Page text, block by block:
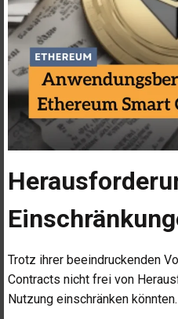
Trotz ihrer beeindruckenden
Contracts nicht frei von
Nutzung einschränken könnten.